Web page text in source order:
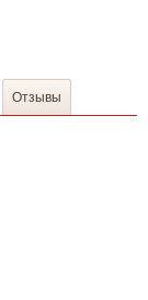
Отзывы